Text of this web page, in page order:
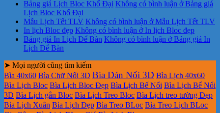
Bảng giá Lịch Bloc Khổ Đại Không có bình luận ở Bảng giá
Lịch Bloc Khổ Đại
Mẫu Lịch Tết TLV Không có bình luận ở Mẫu Lịch Tết TLV
In lịch Bloc đẹp Không có bình luận ở In lịch Bloc đẹp
Bảng giá In Lịch Để Bàn Không có bình luận ở Bảng giá In
Lịch Để Bàn
➤ Mọi người cũng tìm kiếm
Bìa 40x60 Bìa Chữ Nổi 3D Bìa Dán Nổi 3D Bìa Lịch 40x60
Bìa Lịch Bloc Bìa Lịch Bloc Đẹp Bìa Lịch Bế Nổi Bìa Lịch Bế Nổi
3D Bìa Lịch gắn Bloc Bìa Lịch Treo Bloc Bìa Lịch treo tường Đẹp
Bìa Lịch Xuân Bìa Lịch Đẹp Bìa Treo BLoc Bìa Treo Lịch BLoc